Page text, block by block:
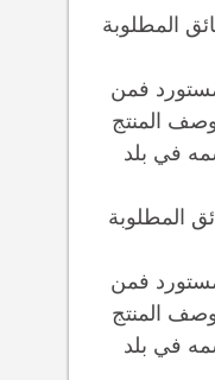
المطلوبة
فمن
المنتج
في بلد
المطلوبة
فمن
المنتج
في بلد